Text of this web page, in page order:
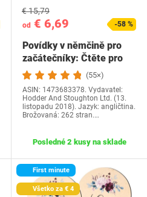
od € 6,69
€ 15,79
-58 %
Povídky v němčině pro
začátečníky: Čtěte pro
radost na své…(55×)
ASIN: 1473683378. Vydavatel:
Hodder And Stoughton Ltd. (13.
listopadu 2018). Jazyk: angličtina.
Brožovaná: 262 stran.…
Posledné 2 kusy na sklade
First minute
Všetko za € 4